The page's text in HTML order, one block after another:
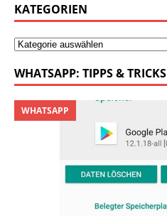
KATEGORIEN
WHATSAPP: TIPPS & TRICKS
WHATSAPP